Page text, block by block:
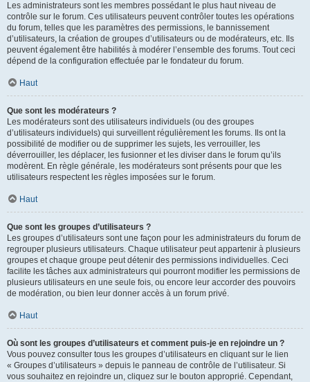
Les administrateurs sont les membres possédant le plus haut niveau de
contrôle sur le forum. Ces utilisateurs peuvent contrôler toutes les opérations
du forum, telles que les paramètres des permissions, le bannissement
d’utilisateurs, la création de groupes d’utilisateurs ou de modérateurs, etc. Ils
peuvent également être habilités à modérer l’ensemble des forums. Tout ceci
dépend de la configuration effectuée par le fondateur du forum.
Haut
Que sont les modérateurs ?
Les modérateurs sont des utilisateurs individuels (ou des groupes
d’utilisateurs individuels) qui surveillent régulièrement les forums. Ils ont la
possibilité de modifier ou de supprimer les sujets, les verrouiller, les
déverrouiller, les déplacer, les fusionner et les diviser dans le forum qu’ils
modèrent. En règle générale, les modérateurs sont présents pour que les
utilisateurs respectent les règles imposées sur le forum.
Haut
Que sont les groupes d’utilisateurs ?
Les groupes d’utilisateurs sont une façon pour les administrateurs du forum de
regrouper plusieurs utilisateurs. Chaque utilisateur peut appartenir à plusieurs
groupes et chaque groupe peut détenir des permissions individuelles. Ceci
facilite les tâches aux administrateurs qui pourront modifier les permissions de
plusieurs utilisateurs en une seule fois, ou encore leur accorder des pouvoirs
de modération, ou bien leur donner accès à un forum privé.
Haut
Où sont les groupes d’utilisateurs et comment puis-je en rejoindre un ?
Vous pouvez consulter tous les groupes d’utilisateurs en cliquant sur le lien
« Groupes d’utilisateurs » depuis le panneau de contrôle de l’utilisateur. Si
vous souhaitez en rejoindre un, cliquez sur le bouton approprié. Cependant,